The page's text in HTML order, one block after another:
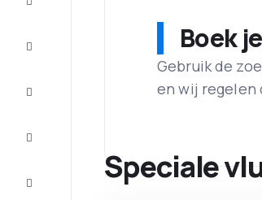
Boek
Gebruik de
en wij regelen
Speciale